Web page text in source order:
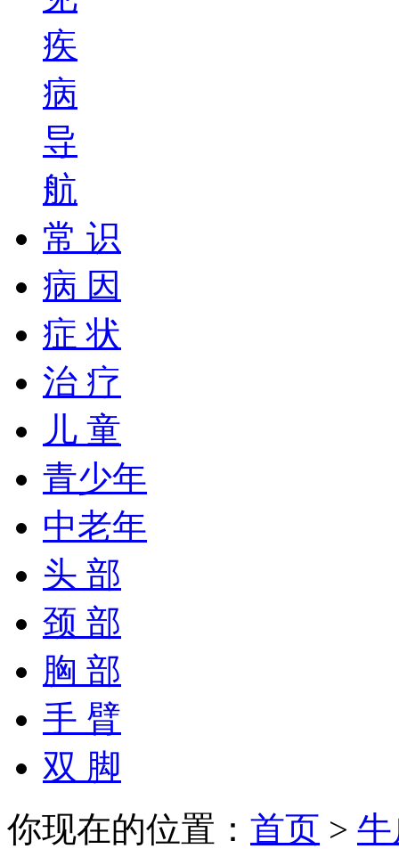
疾
病
导
航
常 识
病 因
症 状
治 疗
儿 童
青少年
中老年
头 部
颈 部
胸 部
手 臂
双 脚
你现在的位置： 首页 >